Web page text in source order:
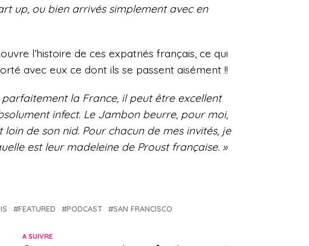
up, ou bien arrivés simplement avec en
l’histoire de ces expatriés français, ce qui
avec eux ce dont ils se passent aisément !!
la France, il peut être excellent
infect. Le Jambon beurre, pour moi,
loin de son nid. Pour chacun de mes invités, je
est leur madeleine de Proust française. »
FEATURED PODCAST SAN FRANCISCO
A SUIVRE